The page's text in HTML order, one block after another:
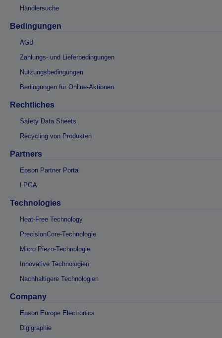
Händlersuche
Bedingungen
AGB
Zahlungs- und Lieferbedingungen
Nutzungsbedingungen
Bedingungen für Online-Aktionen
Rechtliches
Safety Data Sheets
Recycling von Produkten
Partners
Epson Partner Portal
LPGA
Technologies
Heat-Free Technology
PrecisionCore-Technologie
Micro Piezo-Technologie
Innovative Technologien
Nachhaltigere Technologien
Company
Epson Europe Electronics
Digigraphie